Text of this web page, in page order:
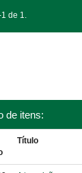
de 1.
de itens:
Título